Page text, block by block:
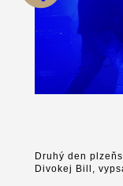
Druhý den
Divokej Bill,